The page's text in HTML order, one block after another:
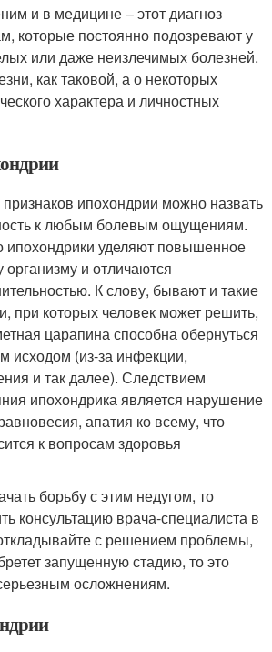
и в медицине – этот диагноз
которые постоянно подозревают у
или даже неизлечимых болезней.
как таковой, а о некоторых
характера и личностных
ипохондрии можно назвать
к любым болевым ощущениям.
ипохондрики уделяют повышенное
и отличаются
К слову, бывают и такие
при которых человек может решить,
царапина способна обернуться
исходом (из-за инфекции,
и так далее). Следствием
ипохондрика является нарушение
апатия ко всему, что
к вопросам здоровья
борьбу с этим недугом, то
консультацию врача-специалиста в
с решением проблемы,
запущенную стадию, то это
осложнениям.